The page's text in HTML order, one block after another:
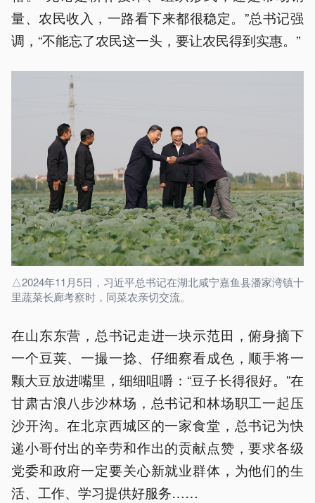
量、农民收入，一路看下来都很稳定。”总书记强
调，“不能忘了农民这一头，要让农民得到实惠。”
△2024年11月5日，习近平总书记在湖北咸宁嘉鱼县潘家湾镇十
里蔬菜长廊考察时，同菜农亲切交流。
在山东东营，总书记走进一块示范田，俯身摘下
一个豆荚、一撮一捻、仔细察看成色，顺手将一
颗大豆放进嘴里，细细咀嚼：“豆子长得很好。”在
甘肃古浪八步沙林场，总书记和林场职工一起压
沙开沟。在北京西城区的一家食堂，总书记为快
递小哥付出的辛劳和作出的贡献点赞，要求各级
党委和政府一定要关心新就业群体，为他们的生
活、工作、学习提供好服务……